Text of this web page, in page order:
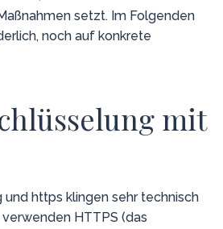
setzt. Im Folgenden
noch auf konkrete
mit
und https klingen sehr technisch
HTTPS (das